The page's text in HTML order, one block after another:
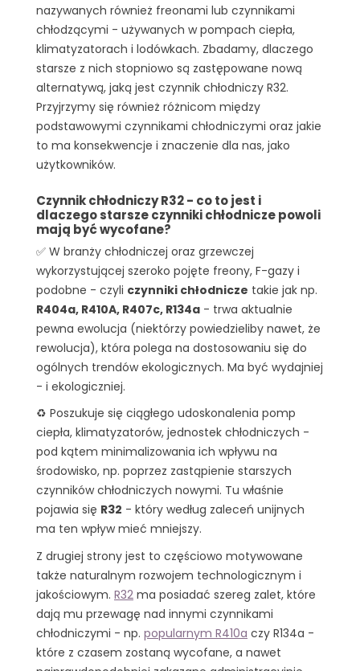
nazywanych również freonami lub czynnikami
chłodzącymi - używanych w pompach ciepła,
klimatyzatorach i lodówkach. Zbadamy, dlaczego
starsze z nich stopniowo są zastępowane nową
alternatywą, jaką jest czynnik chłodniczy R32.
Przyjrzymy się również różnicom między
podstawowymi czynnikami chłodniczymi oraz jakie
to ma konsekwencje i znaczenie dla nas, jako
użytkowników.
Czynnik chłodniczy R32 - co to jest i
dlaczego starsze czynniki chłodnicze powoli
mają być wycofane?
✅ W branży chłodniczej oraz grzewczej
wykorzystującej szeroko pojęte freony, F-gazy i
podobne - czyli czynniki chłodnicze takie jak np.
R404a, R410A, R407c, R134a - trwa aktualnie
pewna ewolucja (niektórzy powiedzieliby nawet, że
rewolucja), która polega na dostosowaniu się do
ogólnych trendów ekologicznych. Ma być wydajniej
- i ekologiczniej.
♻️ Poszukuje się ciągłego udoskonalenia pomp
ciepła, klimatyzatorów, jednostek chłodniczych -
pod kątem minimalizowania ich wpływu na
środowisko, np. poprzez zastąpienie starszych
czynników chłodniczych nowymi. Tu właśnie
pojawia się R32 - który według zaleceń unijnych
ma ten wpływ mieć mniejszy.
Z drugiej strony jest to częściowo motywowane
także naturalnym rozwojem technologicznym i
jakościowym. R32 ma posiadać szereg zalet, które
dają mu przewagę nad innymi czynnikami
chłodniczymi - np. popularnym R410a czy R134a -
które z czasem zostaną wycofane, a nawet